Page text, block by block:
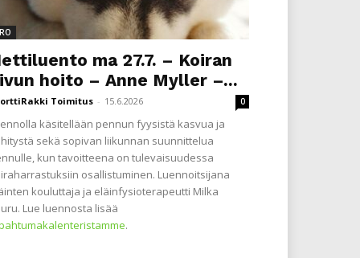
ma 27.7. – Koiran
hoito – Anne Myller –...
Toimitus - 15.6.2026 0
käsitellään pennun fyysistä kasvua ja
sekä sopivan liikunnan suunnittelua
kun tavoitteena on tulevaisuudessa
osallistuminen. Luennoitsijana
kouluttaja ja eläinfysioterapeutti Milka
Lue luennosta lisää
.